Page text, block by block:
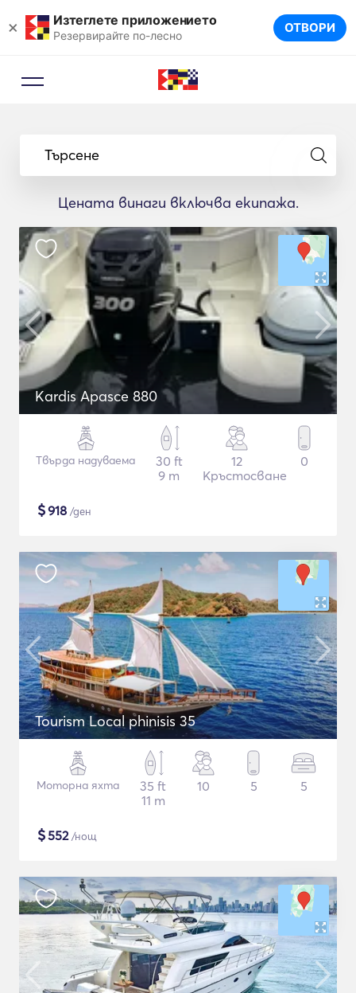
× Изтеглете приложението
Резервирайте по-лесно ОТВОРИ
Търсене
Цената винаги включва екипажа.
Kardis Apasce 880
Твърда надуваема
30 ft
9 m
12
Кръстосване
0
$918 /ден
Tourism Local phinisis 35
Моторна яхта
35 ft
11 m
10 5 5
$552/нощ